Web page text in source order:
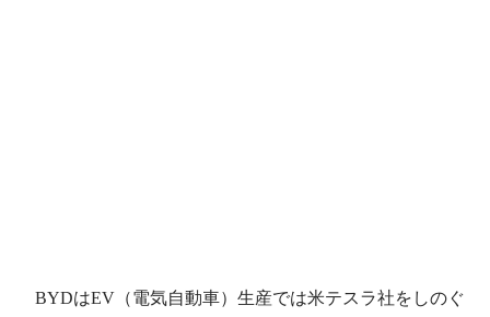
BYDはEV（電気自動車）生産では米テスラ社をしのぐ